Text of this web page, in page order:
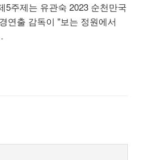
5주제는 유관숙 2023 순천만국
연출 감독이 "보는 정원에서